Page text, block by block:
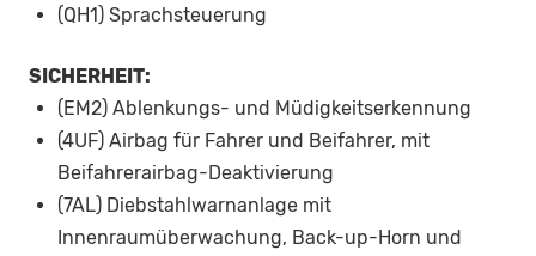
(QH1) Sprachsteuerung
SICHERHEIT:
(EM2) Ablenkungs- und Müdigkeitserkennung
(4UF) Airbag für Fahrer und Beifahrer, mit
Beifahrerairbag-Deaktivierung
(7AL) Diebstahlwarnanlage mit
Innenraumüberwachung, Back-up-Horn und